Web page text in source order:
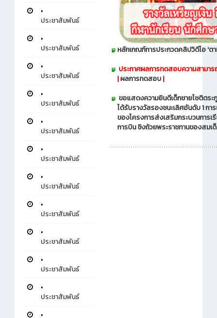
•
ประชาสัมพันธ์
•
ประชาสัมพันธ์
•
ประชาสัมพันธ์
•
ประชาสัมพันธ์
•
ประชาสัมพันธ์
•
ประชาสัมพันธ์
•
ประชาสัมพันธ์
•
ประชาสัมพันธ์
•
ประชาสัมพันธ์
•
ประชาสัมพันธ์
•
ประชาสัมพันธ์
•
หลักเกณฑ์การประกวดคลิปวิดีโอ 'ต
ประกาศผลการทดสอบความสามา
|ผลการทดสอบ|
ขอแสดงความยินดีเด็กชายโชติตร
ได้รับรางวัลรองชนะเลิศอันดับ 1 ก
ของโครงการส่งเสริมกระบวนกา
การบิน ชิงถ้วยพระราชทานของสมเ